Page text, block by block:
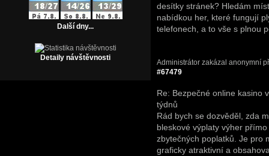
desítky stránek? Hledám
nabídkou her, které fungují
telefonech, a to vše s plnou
Administrátor zakázal anonymní
#67479
Re: Bezpečné online kasino
týdnů
Rád bych se dozvěděl, zda
bleskové výplaty výher
zbytečných poplatků. Je pro
graficky atraktivní a
Další dny...
Detaily návštěvnosti